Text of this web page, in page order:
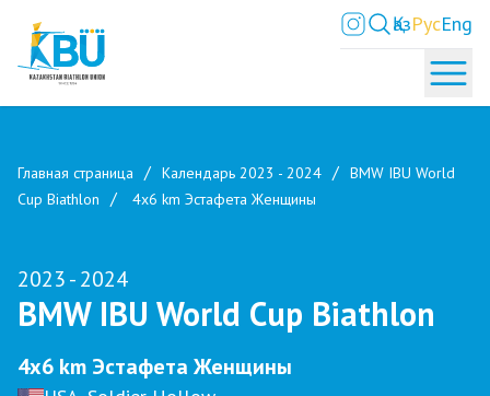
ҚазРусEng
Главная страница Календарь 2023 - 2024
BMW IBU World
Cup Biathlon
4x6 km Эстафета Женщины
2023 - 2024
BMW IBU World Cup Biathlon
4x6 km Эстафета Женщины